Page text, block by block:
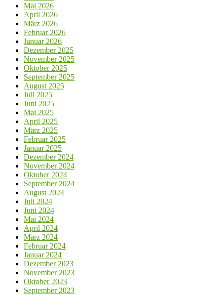
Mai 2026
April 2026
März 2026
Februar 2026
Januar 2026
Dezember 2025
November 2025
Oktober 2025
September 2025
August 2025
Juli 2025
Juni 2025
Mai 2025
April 2025
März 2025
Februar 2025
Januar 2025
Dezember 2024
November 2024
Oktober 2024
September 2024
August 2024
Juli 2024
Juni 2024
Mai 2024
April 2024
März 2024
Februar 2024
Januar 2024
Dezember 2023
November 2023
Oktober 2023
September 2023